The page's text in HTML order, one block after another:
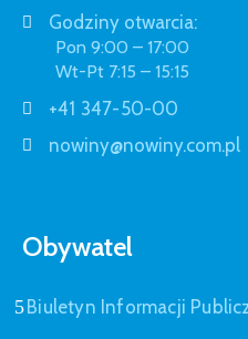
Godziny otwarcia:
Pon 9:00 – 17:00
Wt-Pt 7:15 – 15:15
+41 347-50-00
nowiny@nowiny.com.pl
Obywatel
Biuletyn Informacji